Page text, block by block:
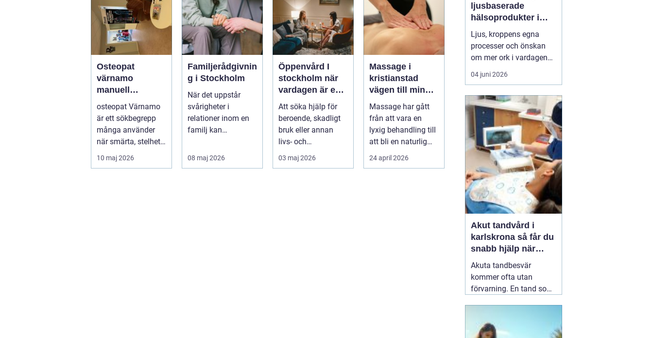
Osteopat
värnamo
manuell
behandling för
minskad smärta
och Ökad
rörlighet
osteopat Värnamo
är ett sökbegrepp
många använder
när smärta, stelhet
eller återkommande
värk börjar...
10 maj 2026
Familjerådgivnin
g i Stockholm
När det uppstår
svårigheter i
relationer inom en
familj kan
08 maj 2026
Öppenvård I
stockholm när
vardagen är en
del av
behandlingen
Att söka hjälp för
beroende, skadligt
bruk eller annan
livs- och
beteendeproblemati
k är ett stort st...
03 maj 2026
Massage i
kristianstad
vägen till mindre
stress och mer
energi i
vardagen
Massage har gått
från att vara en
lyxig behandling till
att bli en naturlig
del av en hållbar
livsst...
24 april 2026
ljusbaserade
hälsoprodukter i
fokus
Ljus, kroppens egna
processer och önskan
om mer ork i vardagen
möts i ett växande
intresse för fototerapi
Sverige söker många
efter skonsamma
metoder som kan stödja
återhämtning, energi och
allmänt välbefinnande
utan ingrepp eller...
04 juni 2026
Akut tandvård i
karlskrona så får du
snabb hjälp när
tanden krisar
Akuta tandbesvär
kommer ofta utan
förvarning. En tand som
du knappt kan sova. En
fyllning kan lossna